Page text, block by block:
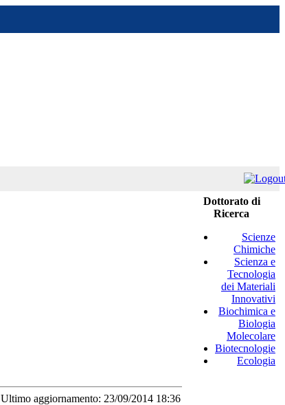
Ultimo aggiornamento: 23/09/2014 18:36
Dottorato di
Ricerca
Scienze
Chimiche
Scienza e
Tecnologia
dei Materiali
Innovativi
Biochimica e
Biologia
Molecolare
Biotecnologie
Ecologia